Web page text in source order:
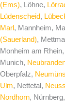
(Ems), Löhne,
Lüdenscheid,
Marl , Mannheim,
(Sauerland),
Monheim am
Munich,
Oberpfalz,
Ulm, Nettetal, Neuss
Nordhorn,